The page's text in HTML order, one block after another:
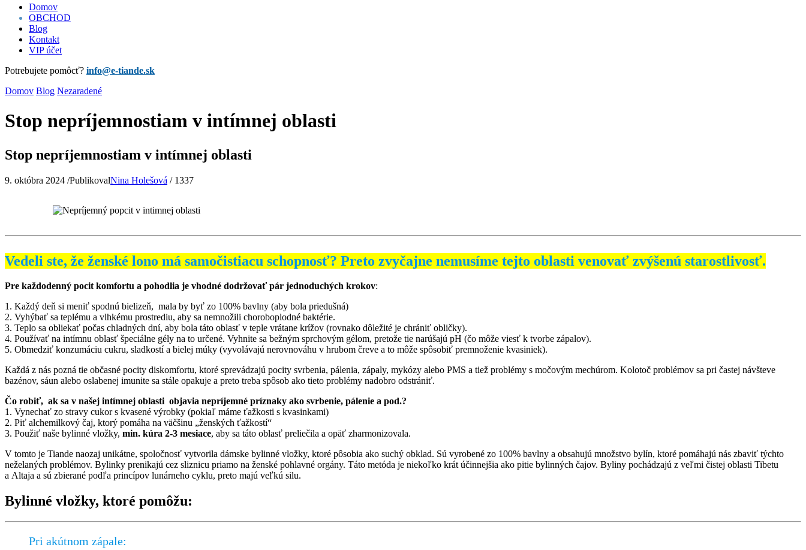
Domov
OBCHOD
Blog
Kontakt
VIP účet
Potrebujete pomôcť? info@e-tiande.sk
Domov Blog Nezaradené
Stop nepríjemnostiam v intímnej oblasti
Stop nepríjemnostiam v intímnej oblasti
9. októbra 2024 /PublikovalNina Holešová / 1337
Vedeli ste, že ženské lono má samočistiacu schopnosť? Preto zvyčajne nemusíme tejto oblasti venovať zvýšenú starostlivosť.
Pre každodenný pocit komfortu a pohodlia je vhodné dodržovať pár jednoduchých krokov:
1. Každý deň si meniť spodnú bielizeň, mala by byť zo 100% bavlny (aby bola priedušná)
2. Vyhýbať sa teplému a vlhkému prostrediu, aby sa nemnožili choroboplodné baktérie.
3. Teplo sa obliekať počas chladných dní, aby bola táto oblasť v teple vrátane krížov (rovnako dôležité je chrániť obličky).
4. Používať na intímnu oblasť špeciálne gély na to určené. Vyhnite sa bežným sprchovým gélom, pretože tie narúšajú pH (čo môže viesť k tvorbe zápalov).
5. Obmedziť konzumáciu cukru, sladkostí a bielej múky (vyvolávajú nerovnováhu v hrubom čreve a to môže spôsobiť premnoženie kvasiniek).
Každá z nás pozná tie občasné pocity diskomfortu, ktoré sprevádzajú pocity svrbenia, pálenia, zápaly, mykózy alebo PMS a tiež problémy s močovým mechúrom. Kolotoč problémov sa pri častej návšteve
bazénov, sáun alebo oslabenej imunite sa stále opakuje a preto treba spôsob ako tieto problémy nadobro odstrániť.
Čo robiť, ak sa v našej intímnej oblasti objavia nepríjemné príznaky ako svrbenie, pálenie a pod.?
1. Vynechať zo stravy cukor s kvasené výrobky (pokiaľ máme ťažkosti s kvasinkami)
2. Piť alchemilkový čaj, ktorý pomáha na väčšinu „ženských ťažkostí“
3. Použiť naše bylinné vložky, min. kúra 2-3 mesiace, aby sa táto oblasť preliečila a opäť zharmonizovala.
V tomto je Tiande naozaj unikátne, spoločnosť vytvorila dámske bylinné vložky, ktoré pôsobia ako suchý obklad. Sú vyrobené zo 100% bavlny a obsahujú množstvo bylín, ktoré pomáhajú nás zbaviť týchto
neželaných problémov. Bylinky prenikajú cez sliznicu priamo na ženské pohlavné orgány. Táto metóda je niekoľko krát účinnejšia ako pitie bylinných čajov. Byliny pochádzajú z veľmi čistej oblasti Tibetu
a Altaja a sú zbierané podľa princípov lunárneho cyklu, preto majú veľkú silu.
Bylinné vložky, ktoré pomôžu:
Pri akútnom zápale: